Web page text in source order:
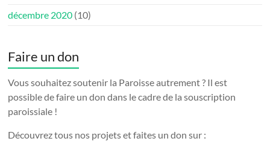
décembre 2020 (10)
Faire un don
Vous souhaitez soutenir la Paroisse autrement ? Il est
possible de faire un don dans le cadre de la souscription
paroissiale !
Découvrez tous nos projets et faites un don sur :